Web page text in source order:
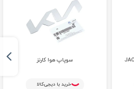
سوپاپ هوا کارنز
خرید با دیجی‌کالا